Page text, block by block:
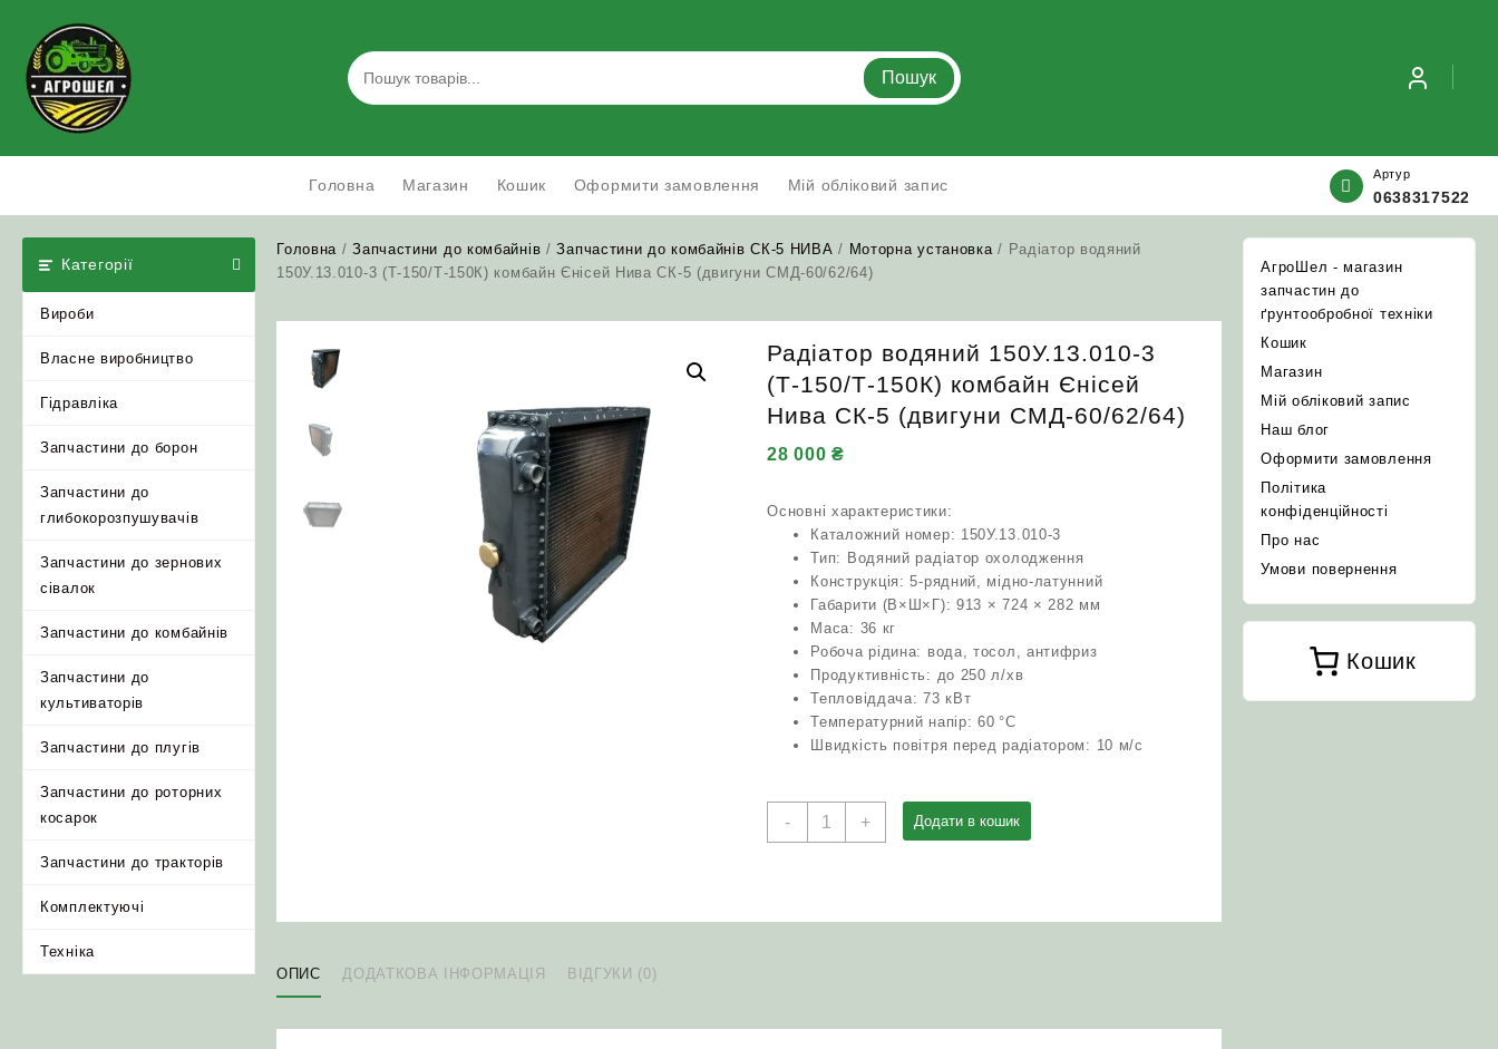
content
Пошук
Головна Магазин Кошик Оформити замовлення Мій обліковий запис
Артур
0638317522
Категорії
Вироби
Власне виробництво
Гідравліка
Запчастини до борон
Запчастини до
глибокорозпушувачів
Запчастини до зернових
сівалок
Запчастини до комбайнів
Запчастини до
культиваторів
Запчастини до плугів
Запчастини до роторних
косарок
Запчастини до тракторів
Комплектуючі
Техніка
Головна /Запчастини до комбайнів /Запчастини до комбайнів СК-5 НИВА / Моторна установка/ Радіатор водяний
150У.13.010-3 (Т-150/Т-150К) комбайн Єнісей Нива СК-5 (двигуни СМД-60/62/64)
Радіатор водяний 150У.13.010-3
(Т-150/Т-150К) комбайн Єнісей
Нива СК-5 (двигуни СМД-60/62/64)
28 000₴
Основні характеристики:
Каталожний номер: 150У.13.010-3
Тип: Водяний радіатор охолодження
Конструкція: 5-рядний, мідно-латунний
Габарити (В×Ш×Г): 913 × 724 × 282 мм
Маса: 36 кг
Робоча рідина: вода, тосол, антифриз
Продуктивність: до 250 л/хв
Тепловіддача: 73 кВт
Температурний напір: 60 °C
Швидкість повітря перед радіатором: 10 м/с
-
Радіатор+ Додати в кошик
ОПИС ДОДАТКОВА ІНФОРМАЦІЯ ВІДГУКИ (0)
АгроШел - магазин
запчастин до
ґрунтообробної техніки
Кошик
Магазин
Мій обліковий запис
Наш блог
Оформити замовлення
Політика
конфіденційності
Про нас
Умови повернення
Кошик